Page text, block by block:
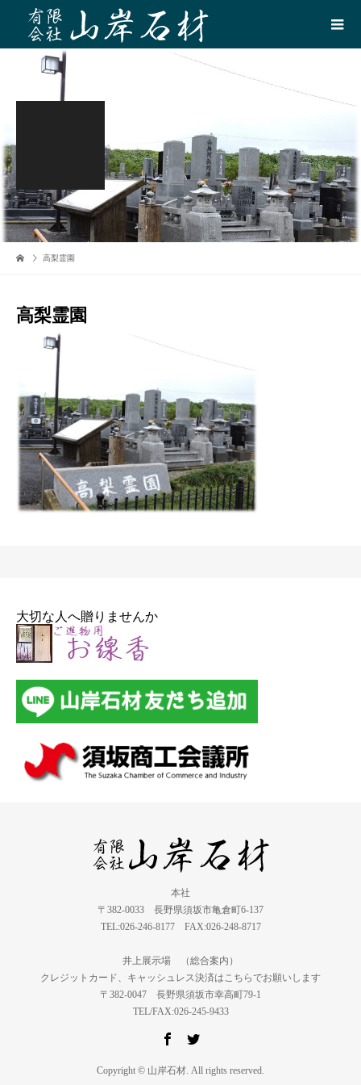
高梨霊園
高梨霊園
大切な人へ贈りませんか
本社
〒382-0033 長野県須坂市亀倉町6-137
TEL:026-246-8177 FAX:026-248-8717
井上展示場 （総合案内）
クレジットカード、キャッシュレス決済はこちらでお願いします
〒382-0047 長野県須坂市幸高町79-1
TEL/FAX:026-245-9433
Copyright © 山岸石材. All rights reserved.